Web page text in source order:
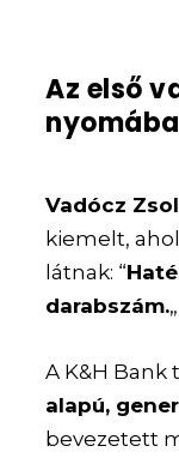
Az első
Vadócz
kiemelt,
látnak: “
darabszám.„
A K&H
alapú,
bevezetett